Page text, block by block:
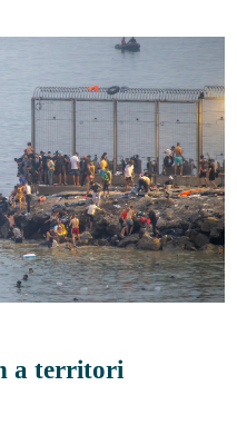
a territori